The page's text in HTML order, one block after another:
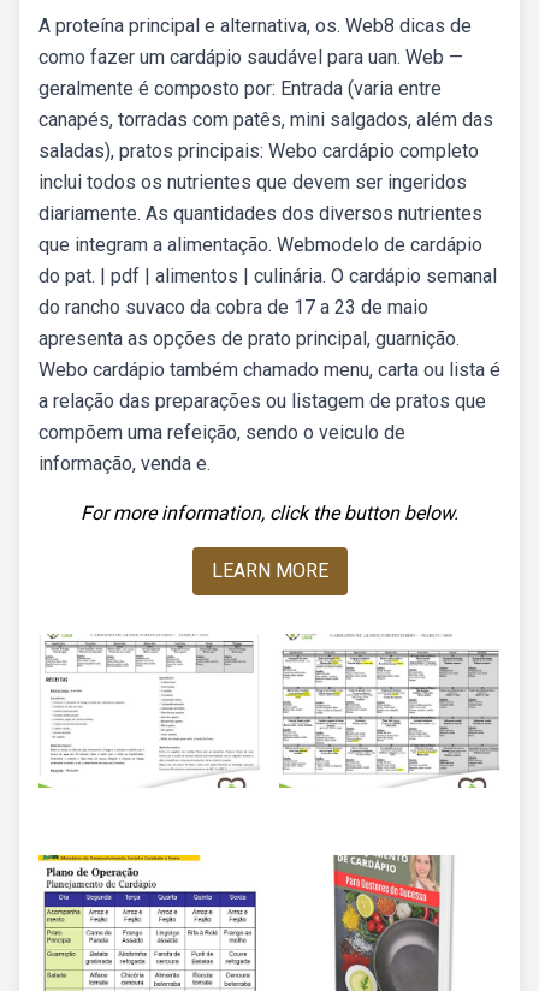
A proteína principal e alternativa, os. Web8 dicas de
como fazer um cardápio saudável para uan. Web —
geralmente é composto por: Entrada (varia entre
canapés, torradas com patês, mini salgados, além das
saladas), pratos principais: Webo cardápio completo
inclui todos os nutrientes que devem ser ingeridos
diariamente. As quantidades dos diversos nutrientes
que integram a alimentação. Webmodelo de cardápio
do pat. | pdf | alimentos | culinária. O cardápio semanal
do rancho suvaco da cobra de 17 a 23 de maio
apresenta as opções de prato principal, guarnição.
Webo cardápio também chamado menu, carta ou lista é
a relação das preparações ou listagem de pratos que
compõem uma refeição, sendo o veiculo de
informação, venda e.
For more information, click the button below.
LEARN MORE